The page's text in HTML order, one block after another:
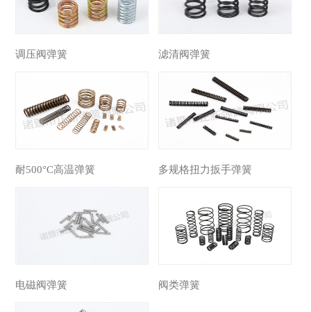
调压阀弹簧 滤清阀弹簧
耐500°C高温弹簧 多规格扭力扳手弹簧
电磁阀弹簧 阀类弹簧